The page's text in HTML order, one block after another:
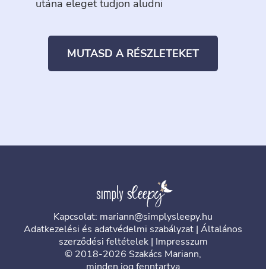
utána eleget tudjon aludni
MUTASD A RÉSZLETEKET
Kapcsolat: mariann@simplysleepy.hu
Adatkezelési és adatvédelmi szabályzat | Általános
szerződési feltételek| Impresszum
© 2018-2026 Szakács Mariann,